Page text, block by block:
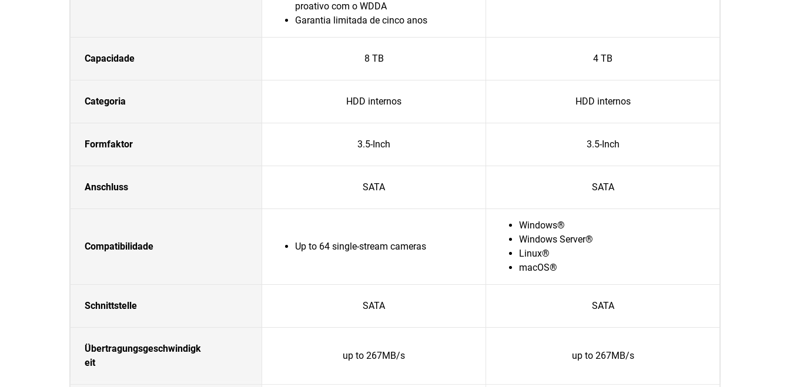
proativo com o WDDA
Garantia limitada de cinco anos
Capacidade 8 TB 4 TB
Categoria HDD internos HDD internos
Formfaktor 3.5-Inch 3.5-Inch
Anschluss SATA SATA
Compatibilidade Up to 64 single-stream cameras
Windows®
Windows Server®
Linux®
macOS®
Schnittstelle SATA SATA
Übertragungsgeschwindigk
eit
up to 267MB/s up to 267MB/s